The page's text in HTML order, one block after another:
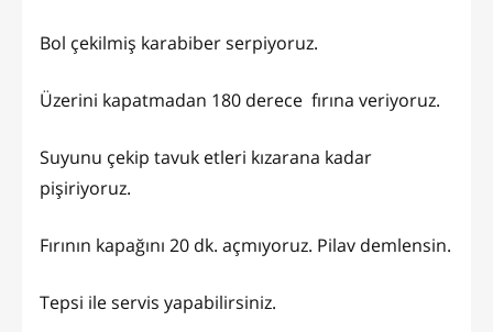
Bol çekilmiş karabiber serpiyoruz.
Üzerini kapatmadan 180 derece fırına veriyoruz.
Suyunu çekip tavuk etleri kızarana kadar
pişiriyoruz.
Fırının kapağını 20 dk. açmıyoruz. Pilav demlensin.
Tepsi ile servis yapabilirsiniz.